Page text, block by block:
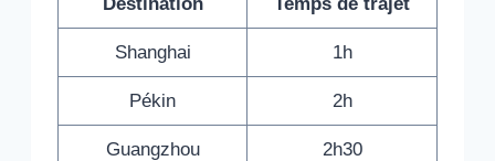
Shanghai 1h
Pékin 2h
Guangzhou 2h30